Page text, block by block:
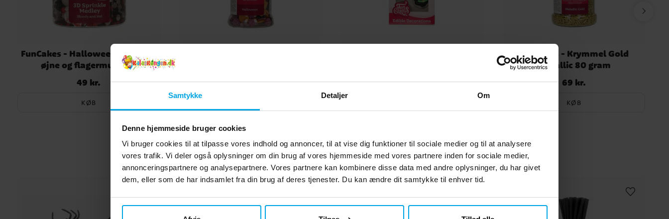
Samtykke Detaljer Om
Denne hjemmeside bruger cookies
Vi bruger cookies til at tilpasse vores indhold og annoncer, til at vise dig funktioner til sociale medier og til at analysere
vores trafik. Vi deler også oplysninger om din brug af vores hjemmeside med vores partnere inden for sociale medier,
annonceringspartnere og analysepartnere. Vores partnere kan kombinere disse data med andre oplysninger, du har givet
dem, eller som de har indsamlet fra din brug af deres tjenester. Du kan ændre dit samtykke til enhver tid.
FunCakes - Halloween krymmel
øjne og flagermus 70 g
Pris: 49 kr.
49 kr.
KØB
Pris:39 kr.
39 kr. Pris:45 kr.
45 kr.
FunCakes - Krymmel Gold
Metallic 80 gram
Pris: 69 kr.
69 kr.
KØB
Andre købte også